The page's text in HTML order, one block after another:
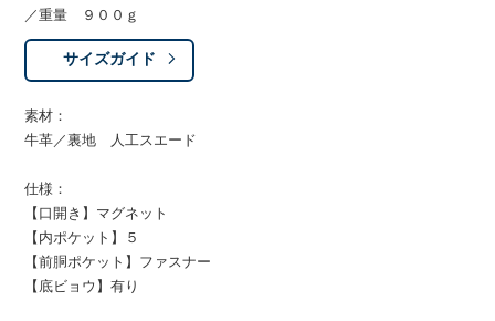
／重量 ９００ｇ
サイズガイド
素材：
牛革／裏地 人工スエード
仕様：
【口開き】マグネット
【内ポケット】５
【前胴ポケット】ファスナー
【底ビョウ】有り